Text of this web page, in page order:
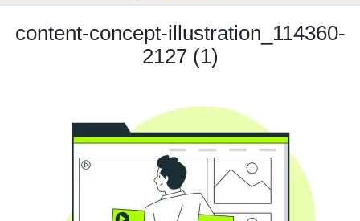
content-concept-illustration_114360-
2127 (1)